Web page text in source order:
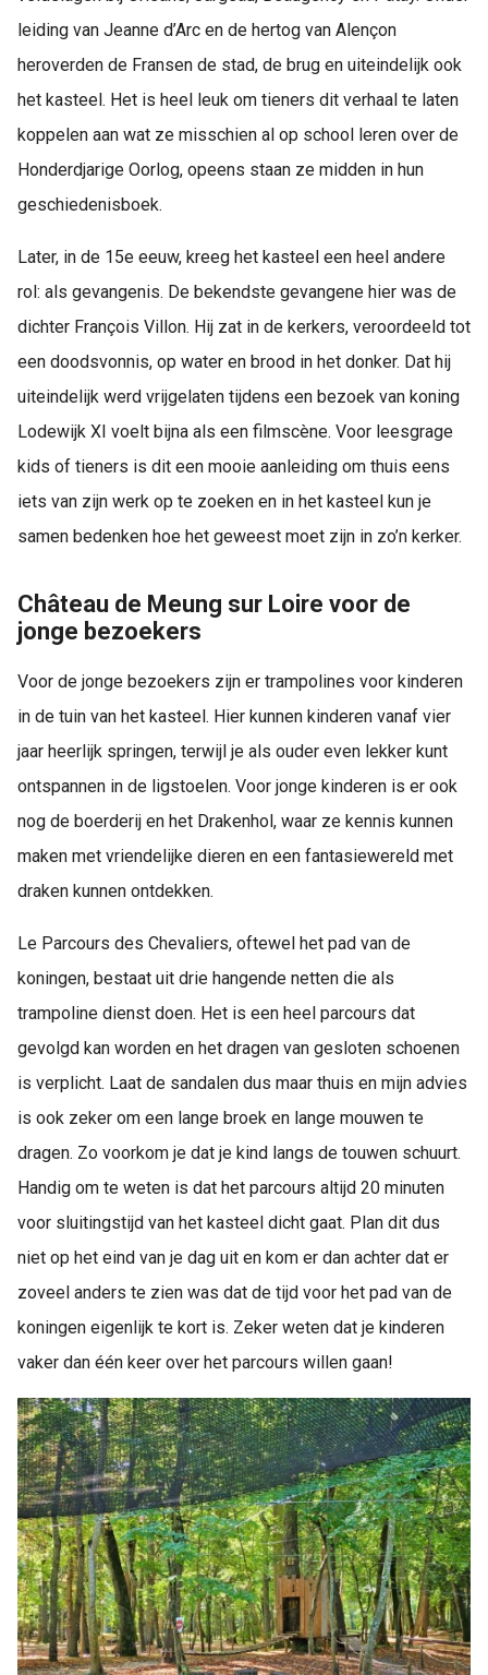
leiding van Jeanne d’Arc en de hertog van Alençon
heroverden de Fransen de stad, de brug en uiteindelijk ook
het kasteel. Het is heel leuk om tieners dit verhaal te laten
koppelen aan wat ze misschien al op school leren over de
Honderdjarige Oorlog, opeens staan ze midden in hun
geschiedenisboek.
Later, in de 15e eeuw, kreeg het kasteel een heel andere
rol: als gevangenis. De bekendste gevangene hier was de
dichter François Villon. Hij zat in de kerkers, veroordeeld tot
een doodsvonnis, op water en brood in het donker. Dat hij
uiteindelijk werd vrijgelaten tijdens een bezoek van koning
Lodewijk XI voelt bijna als een filmscène. Voor leesgrage
kids of tieners is dit een mooie aanleiding om thuis eens
iets van zijn werk op te zoeken en in het kasteel kun je
samen bedenken hoe het geweest moet zijn in zo’n kerker.
Château de Meung sur Loire voor de
jonge bezoekers
Voor de jonge bezoekers zijn er trampolines voor kinderen
in de tuin van het kasteel. Hier kunnen kinderen vanaf vier
jaar heerlijk springen, terwijl je als ouder even lekker kunt
ontspannen in de ligstoelen. Voor jonge kinderen is er ook
nog de boerderij en het Drakenhol, waar ze kennis kunnen
maken met vriendelijke dieren en een fantasiewereld met
draken kunnen ontdekken.
Le Parcours des Chevaliers, oftewel het pad van de
koningen, bestaat uit drie hangende netten die als
trampoline dienst doen. Het is een heel parcours dat
gevolgd kan worden en het dragen van gesloten schoenen
is verplicht. Laat de sandalen dus maar thuis en mijn advies
is ook zeker om een lange broek en lange mouwen te
dragen. Zo voorkom je dat je kind langs de touwen schuurt.
Handig om te weten is dat het parcours altijd 20 minuten
voor sluitingstijd van het kasteel dicht gaat. Plan dit dus
niet op het eind van je dag uit en kom er dan achter dat er
zoveel anders te zien was dat de tijd voor het pad van de
koningen eigenlijk te kort is. Zeker weten dat je kinderen
vaker dan één keer over het parcours willen gaan!